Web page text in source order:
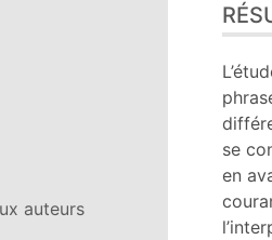
auteurs
Plan
Texte
Notes
Citer
se
en